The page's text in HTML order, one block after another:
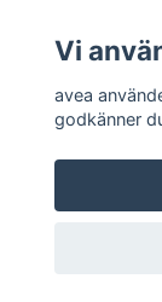
Vi
avea
godkänner